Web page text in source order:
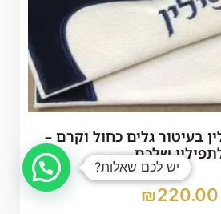
בעיטור גלים כחול וקרם –
שלכם
₪220.00
יש לכם שאלות?